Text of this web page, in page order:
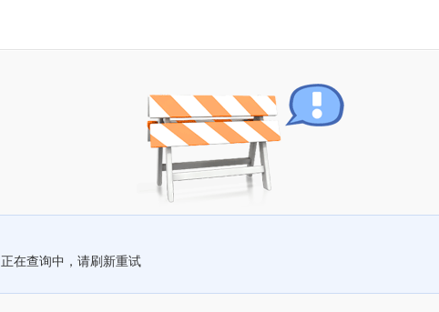
正在查询中，请刷新重试